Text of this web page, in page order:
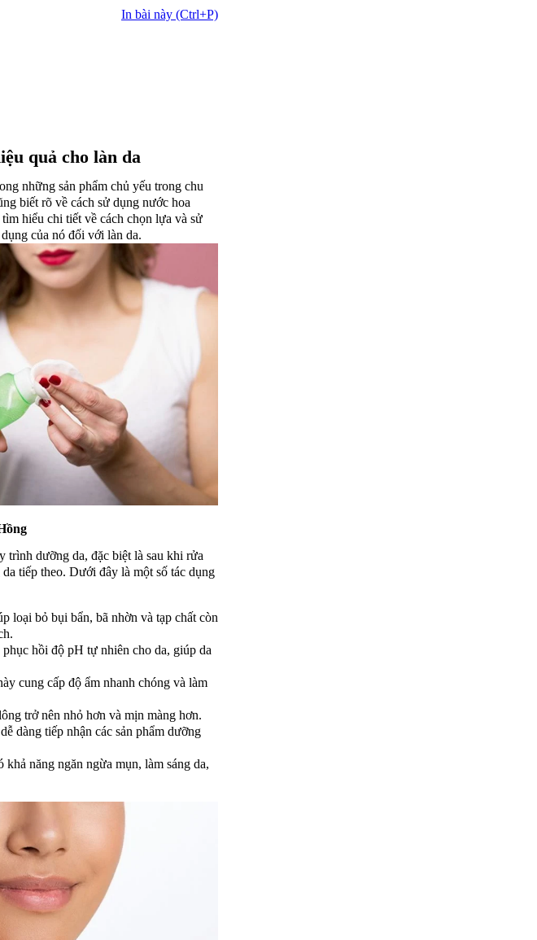
In bài này (Ctrl+P)
quả cho làn da
những sản phẩm chủ yếu trong chu
biết rõ về cách sử dụng nước hoa
hiểu chi tiết về cách chọn lựa và sử
của nó đối với làn da.
trình dưỡng da, đặc biệt là sau khi rửa
tiếp theo. Dưới đây là một số tác dụng
loại bỏ bụi bẩn, bã nhờn và tạp chất còn
hồi độ pH tự nhiên cho da, giúp da
cung cấp độ ẩm nhanh chóng và làm
trở nên nhỏ hơn và mịn màng hơn.
dàng tiếp nhận các sản phẩm dưỡng
khả năng ngăn ngừa mụn, làm sáng da,